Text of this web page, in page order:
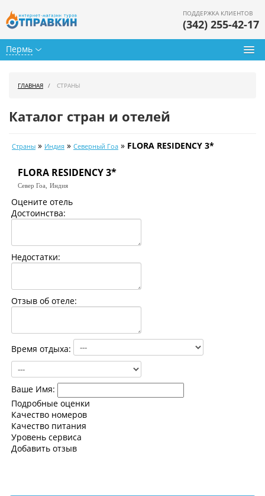
Пермь
ПОДДЕРЖКА КЛИЕНТОВ
(342) 255-42-17
Календарь туров
Цены дня
Страны
ГЛАВНАЯ СТРАНЫ
Каталог стран и отелей
Страны » Индия » Северный Гоа » FLORA RESIDENCY 3*
FLORA RESIDENCY 3*
Север Гоа, Индия
Оцените отель
Достоинства:
Недостатки:
Отзыв об отеле:
Время отдыха:
Ваше Имя:
Подробные оценки
Качество номеров
Качество питания
Уровень сервиса
Добавить отзыв